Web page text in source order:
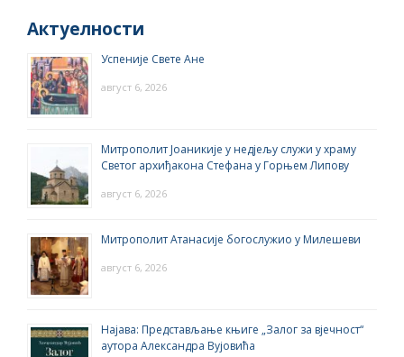
Актуелности
Успеније Свете Ане
август 6, 2026
Митрополит Јоаникије у недјељу служи у храму
Светог архиђакона Стефана у Горњем Липову
август 6, 2026
Митрополит Атанасије богослужио у Милешеви
август 6, 2026
Најава: Представљање књиге „Залог за вјечност“
аутора Александра Вујовића